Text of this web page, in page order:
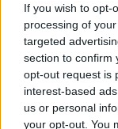
If you wish to opt-
processing of
targeted
section to confirm
opt-out request is
interest-based
us or personal
your opt-out. You